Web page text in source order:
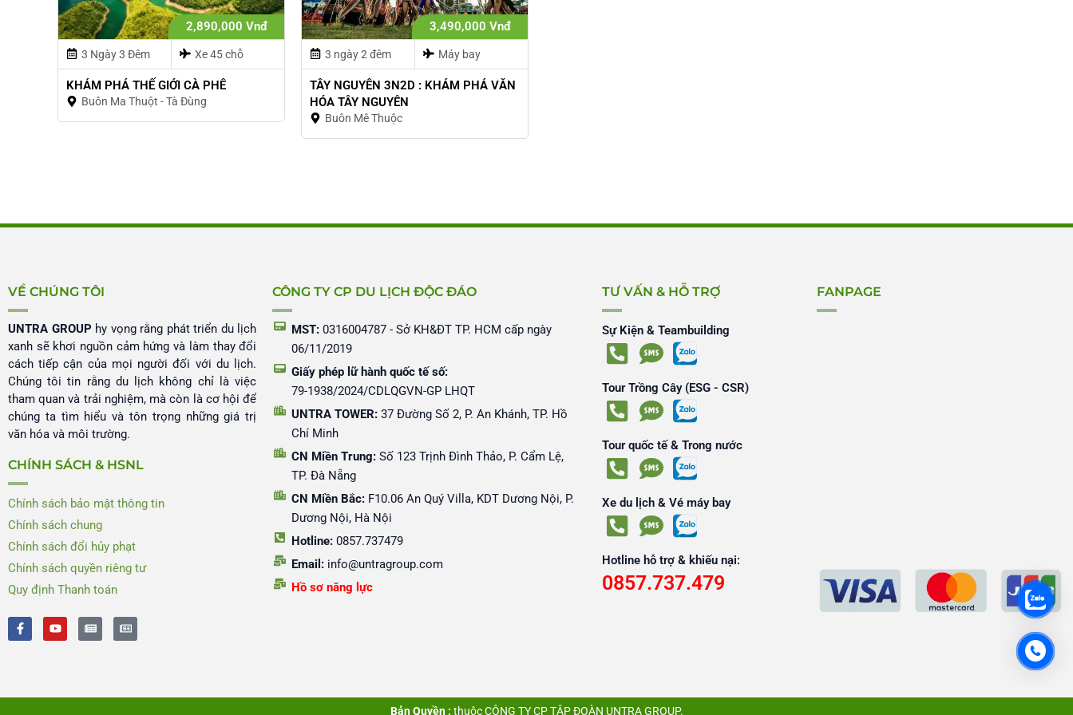
2,890,000 Vnđ
3 Ngày 3 Đêm Xe 45 chỗ
KHÁM PHÁ THẾ GIỚI CÀ PHÊ
Buôn Ma Thuột - Tà Đùng
3,490,000 Vnđ
3 ngày 2 đêm Máy bay
TÂY NGUYÊN 3N2D : KHÁM PHÁ VĂN
HÓA TÂY NGUYÊN
Buôn Mê Thuộc
VỀ CHÚNG TÔI
UNTRA GROUP hy vọng rằng phát triển du lịch
xanh sẽ khơi nguồn cảm hứng và làm thay đổi
cách tiếp cận của mọi người đối với du lịch.
Chúng tôi tin rằng du lịch không chỉ là việc
tham quan và trải nghiệm, mà còn là cơ hội để
chúng ta tìm hiểu và tôn trọng những giá trị
văn hóa và môi trường.
CHÍNH SÁCH & HSNL
Chính sách bảo mật thông tin
Chính sách chung
Chính sách đổi hủy phạt
Chính sách quyền riêng tư
Quy định Thanh toán
F
a
c
Y
o
u
N
e
w
N
e
w
CÔNG TY CP DU LỊCH ĐỘC ĐÁO
MST:0316004787 - Sở KH&ĐT TP. HCM cấp ngày
06/11/2019
Giấy phép lữ hành quốc tế số:
79-1938/2024/CDLQGVN-GP LHQT
UNTRA TOWER:37 Đường Số 2, P. An Khánh, TP. Hồ
Chí Minh
CN Miền Trung:Số 123 Trịnh Đình Thảo, P. Cẩm Lệ,
TP. Đà Nẵng
CN Miền Bắc:F10.06 An Quý Villa, KDT Dương Nội, P.
Dương Nội, Hà Nội
Hotline:0857.737479
Email:info@untragroup.com
Hồ sơ năng lực
TƯ VẤN & HỖ TRỢ
Sự Kiện & Teambuilding
Tour Trồng Cây (ESG - CSR)
Tour quốc tế & Trong nước
Xe du lịch & Vé máy bay
Hotline hỗ trợ & khiếu nại:
0857.737.479
FANPAGE
Bản Quyền : thuộc CÔNG TY CP TẬP ĐOÀN UNTRA GROUP.